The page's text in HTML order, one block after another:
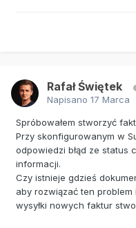
Rafał Świętek
Napisano 17 Marca
Spróbowałem stworzyć
Przy skonfigurowanym w
odpowiedzi błąd ze status
informacji.
Czy istnieje gdzieś
aby rozwiązać ten
wysyłki nowych faktur